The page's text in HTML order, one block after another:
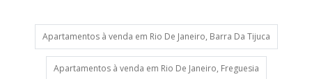
Apartamentos à venda em Rio De Janeiro, Barra Da Tijuca
Apartamentos à venda em Rio De Janeiro, Freguesia